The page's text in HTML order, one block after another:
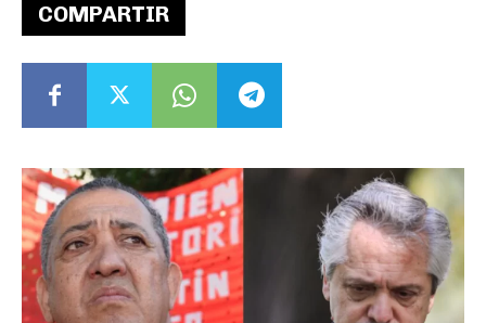
COMPARTIR